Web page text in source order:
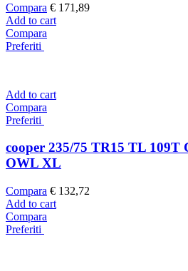
Compara € 171,89
Add to cart
Compara
Preferiti
Add to cart
Compara
Preferiti
cooper 235/75 TR15 TL 109T
OWL XL
Compara € 132,72
Add to cart
Compara
Preferiti